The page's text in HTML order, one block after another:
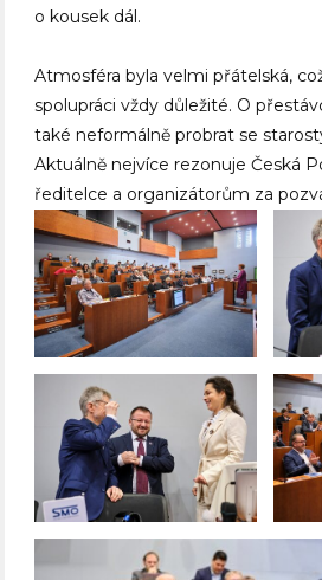
o kousek dál.
Atmosféra byla velmi přátelská,
spolupráci vždy důležité. O
také neformálně probrat se
Aktuálně nejvíce rezonuje Česká
ředitelce a organizátorům za